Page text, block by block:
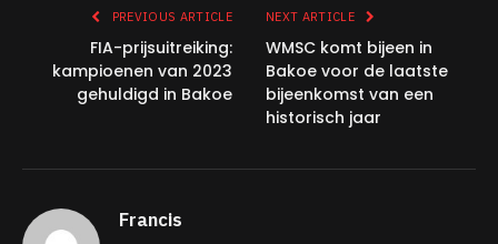
PREVIOUS ARTICLE
FIA-prijsuitreiking:
kampioenen van 2023
gehuldigd in Bakoe
NEXT ARTICLE
WMSC komt bijeen in
Bakoe voor de laatste
bijeenkomst van een
historisch jaar
Francis